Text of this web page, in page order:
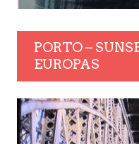
PORTO –
EUROPAS